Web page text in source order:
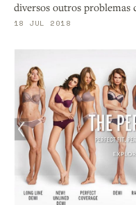
diversos outros problemas
18 JUL 2018